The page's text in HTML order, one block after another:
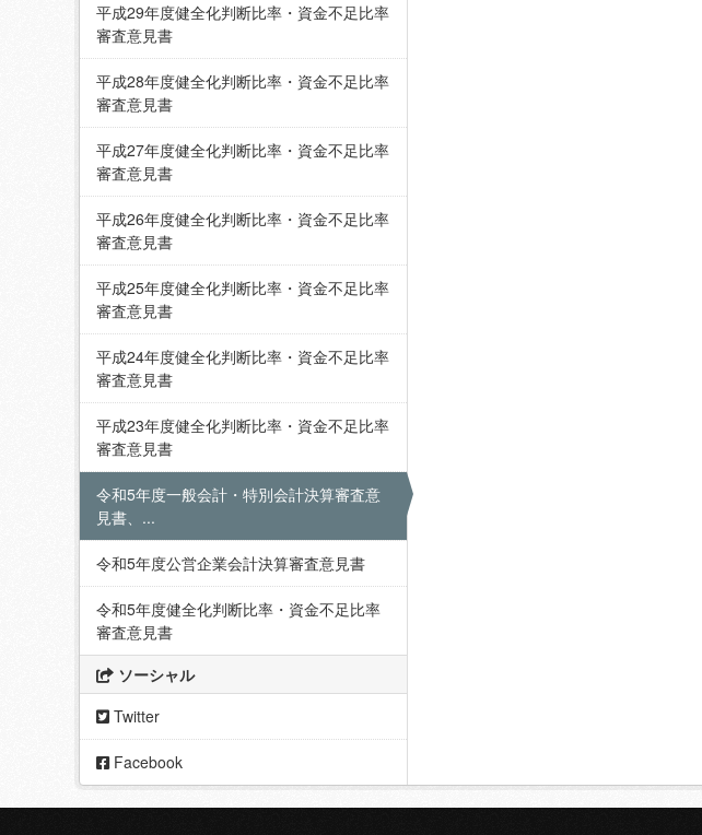
平成29年度健全化判断比率・資金不足比率
審査意見書
平成28年度健全化判断比率・資金不足比率
審査意見書
平成27年度健全化判断比率・資金不足比率
審査意見書
平成26年度健全化判断比率・資金不足比率
審査意見書
平成25年度健全化判断比率・資金不足比率
審査意見書
平成24年度健全化判断比率・資金不足比率
審査意見書
平成23年度健全化判断比率・資金不足比率
審査意見書
令和5年度一般会計・特別会計決算審査意
見書、...
令和5年度公営企業会計決算審査意見書
令和5年度健全化判断比率・資金不足比率
審査意見書
ソーシャル
Twitter
Facebook